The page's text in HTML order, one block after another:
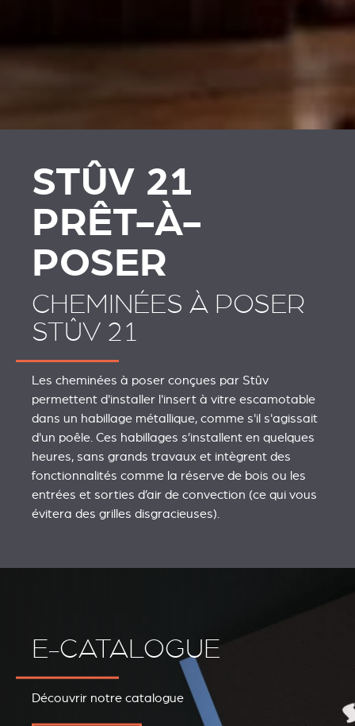
STÛV 21
PRÊT-À-
POSER
CHEMINÉES À POSER
STÛV 21
Les cheminées à poser conçues par Stûv
permettent d'installer l'insert à vitre escamotable
dans un habillage métallique, comme s'il s'agissait
d'un poêle. Ces habillages s’installent en quelques
heures, sans grands travaux et intègrent des
fonctionnalités comme la réserve de bois ou les
entrées et sorties d’air de convection (ce qui vous
évitera des grilles disgracieuses).
E-CATALOGUE
Découvrir notre catalogue
ACCESSOIRES STÛV 21
ACCESSOIRES VOOR